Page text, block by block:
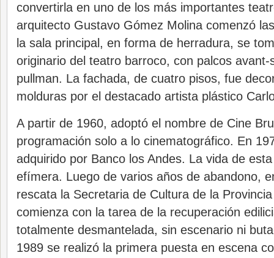
convertirla en uno de los más importantes
arquitecto Gustavo Gómez Molina comenzó
la sala principal, en forma de herradura, se
originario del teatro barroco, con palcos
pullman. La fachada, de cuatro pisos, fue
molduras por el destacado artista plástico
A partir de 1960, adoptó el nombre de Cine
programación solo a lo cinematográfico. En
adquirido por Banco los Andes. La vida de
efímera. Luego de varios años de abandono,
rescata la Secretaria de Cultura de la
comienza con la tarea de la recuperación
totalmente desmantelada, sin escenario ni
1989 se realizó la primera puesta en escena